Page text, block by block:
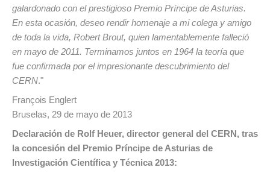
galardonado con el prestigioso Premio Príncipe de Asturias.
En esta ocasión, deseo rendir homenaje a mi colega y amigo
de toda la vida, Robert Brout, quien lamentablemente falleció
en mayo de 2011. Terminamos juntos en 1964 la teoría que
fue confirmada por el impresionante descubrimiento del
CERN."
François Englert
Bruselas, 29 de mayo de 2013
Declaración de Rolf Heuer, director general del CERN, tras
la concesión del Premio Príncipe de Asturias de
Investigación Científica y Técnica 2013: